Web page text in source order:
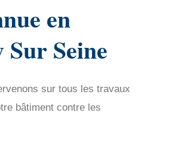
en
Seine
sur tous les travaux
bâtiment contre les